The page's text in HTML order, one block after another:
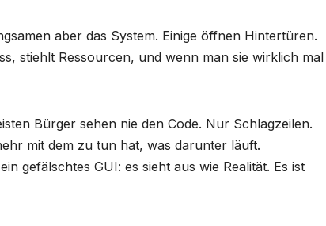
aber das System. Einige öffnen Hintertüren.
stiehlt Ressourcen, und wenn man sie wirklich mal
Bürger sehen nie den Code. Nur Schlagzeilen.
mit dem zu tun hat, was darunter läuft.
gefälschtes GUI: es sieht aus wie Realität. Es ist